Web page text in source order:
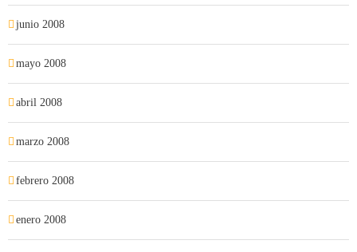
junio 2008
mayo 2008
abril 2008
marzo 2008
febrero 2008
enero 2008